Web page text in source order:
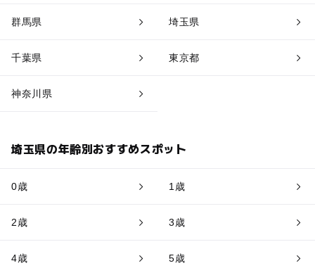
群馬県 埼玉県
千葉県 東京都
神奈川県
埼玉県の年齢別おすすめスポット
0歳 1歳
2歳 3歳
4歳 5歳